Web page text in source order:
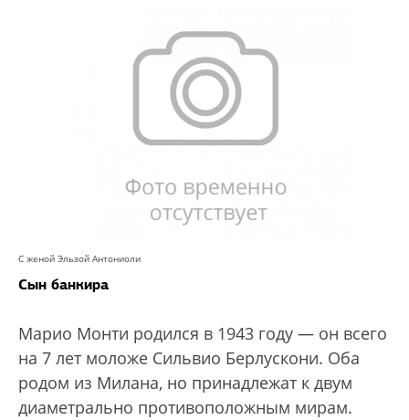
С женой Эльзой Антониоли
Сын банкира
Марио Монти родился в 1943 году — он всего
на 7 лет моложе Сильвио Берлускони. Оба
родом из Милана, но принадлежат к двум
диаметрально противоположным мирам.